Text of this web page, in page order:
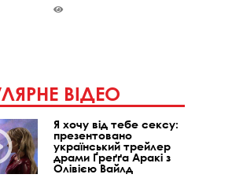
ВІДЕО
Я хочу від тебе сексу:
презентовано
український трейлер
драми Ґреґґа Аракі з
Олівією Вайлд